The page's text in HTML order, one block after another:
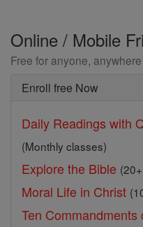
Online / Mobile
Free for anyone, anywhere
Enroll free Now
Daily Readings with
(Monthly classes)
Explore the Bible
Moral Life in Christ
Ten Commandments